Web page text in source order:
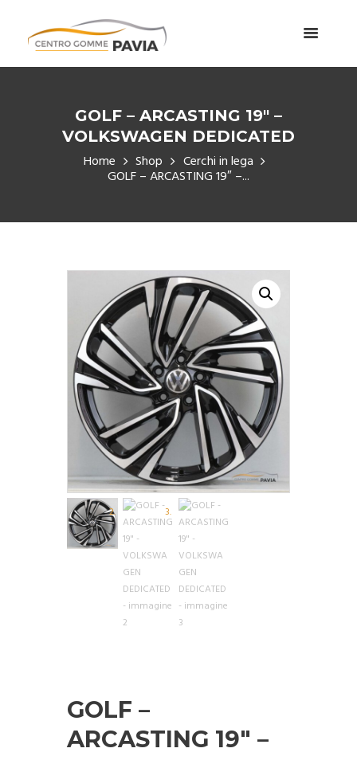
GOLF – ARCASTING 19″ –
VOLKSWAGEN DEDICATED
Home Shop Cerchi in lega
GOLF – ARCASTING 19″ –...
GOLF –
ARCASTING 19″ –